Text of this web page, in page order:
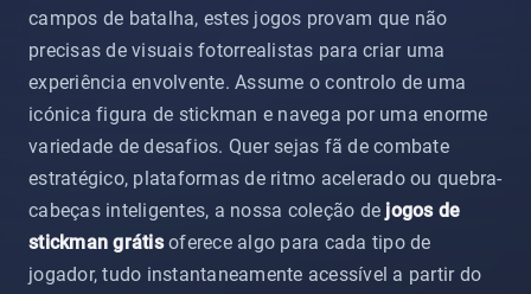
campos de batalha, estes jogos provam que não
precisas de visuais fotorrealistas para criar uma
experiência envolvente. Assume o controlo de uma
icónica figura de stickman e navega por uma enorme
variedade de desafios. Quer sejas fã de combate
estratégico, plataformas de ritmo acelerado ou quebra-
cabeças inteligentes, a nossa coleção de jogos de
stickman grátisoferece algo para cada tipo de
jogador, tudo instantaneamente acessível a partir do